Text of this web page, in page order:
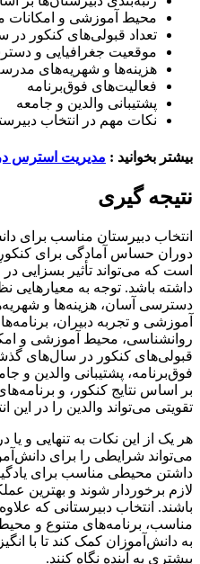
محیط آموزشی و امکانات
تعداد قبولی‌های کنکور
موقعیت جغرافیایی و
هزینه‌ها و شهریه‌های
فعالیت‌های فوق‌برنامه
پشتیبانی والدین و جامعه
نکات مهم در انتخاب
بیشتر بخوانید : مدیریت استرس
نتیجه گیری
انتخاب دبیرستان مناسب برای
دوران حساس آمادگی برای
است که می‌تواند تأثیر بسزایی
داشته باشد. توجه به معیارهایی
دسترسی آسان، هزینه‌ها و
آموزشی و تجربه دبیران،
روانشناسی، محیط آموزشی و
قبولی‌های کنکور در سال‌های
فوق‌برنامه، پشتیبانی والدین و
بر اساس نتایج کنکور، و
تقویتی می‌تواند والدین را در این
هر یک از این نکات به تنهایی و یا
می‌تواند شرایطی را برای
داشتن محیطی مناسب برای
لازم برخوردار شوند و بهترین
باشند. انتخاب دبیرستانی که
مناسب، برنامه‌های متنوع و
به دانش‌آموزان کمک کند تا با
بیشتری به آینده نگاه کنند.